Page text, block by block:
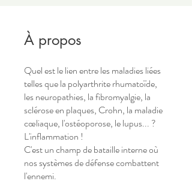
À propos
Quel est le lien entre les maladies liées
telles que la polyarthrite rhumatoïde,
les neuropathies, la fibromyalgie, la
sclérose en plaques, Crohn, la maladie
cœliaque, l'ostéoporose, le lupus... ?
L'inflammation !
C'est un champ de bataille interne où
nos systèmes de défense combattent
l'ennemi.